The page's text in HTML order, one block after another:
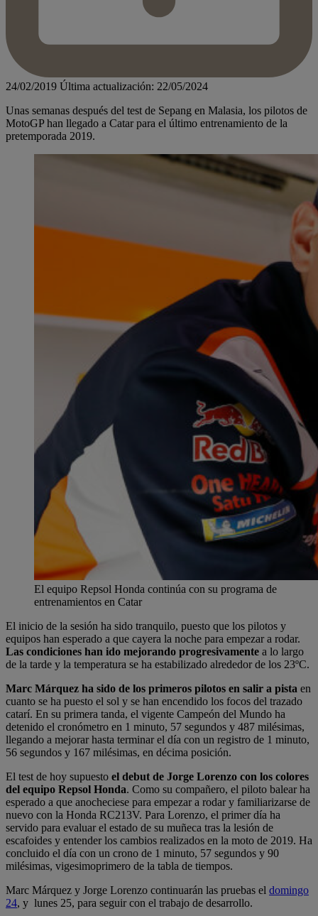
24/02/2019 Última actualización: 22/05/2024
Unas semanas después del test de Sepang en Malasia, los pilotos de
MotoGP han llegado a Catar para el último entrenamiento de la
pretemporada 2019.
El equipo Repsol Honda continúa con su programa de
entrenamientos en Catar
El inicio de la sesión ha sido tranquilo, puesto que los pilotos y
equipos han esperado a que cayera la noche para empezar a rodar.
Las condiciones han ido mejorando progresivamente a lo largo
de la tarde y la temperatura se ha estabilizado alrededor de los 23ºC.
Marc Márquez ha sido de los primeros pilotos en salir a pista en
cuanto se ha puesto el sol y se han encendido los focos del trazado
catarí. En su primera tanda, el vigente Campeón del Mundo ha
detenido el cronómetro en 1 minuto, 57 segundos y 487 milésimas,
llegando a mejorar hasta terminar el día con un registro de 1 minuto,
56 segundos y 167 milésimas, en décima posición.
El test de hoy supuesto el debut de Jorge Lorenzo con los colores
del equipo Repsol Honda. Como su compañero, el piloto balear ha
esperado a que anocheciese para empezar a rodar y familiarizarse de
nuevo con la Honda RC213V. Para Lorenzo, el primer día ha
servido para evaluar el estado de su muñeca tras la lesión de
escafoides y entender los cambios realizados en la moto de 2019. Ha
concluido el día con un crono de 1 minuto, 57 segundos y 90
milésimas, vigesimoprimero de la tabla de tiempos.
Marc Márquez y Jorge Lorenzo continuarán las pruebas el domingo
24, y lunes 25, para seguir con el trabajo de desarrollo.